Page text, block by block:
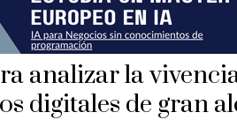
analizar la
digitales de gran